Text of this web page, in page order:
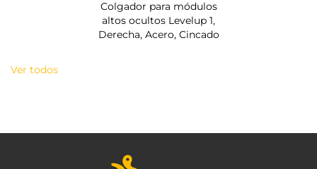
Colgador para módulos
altos ocultos Levelup 1,
Derecha, Acero, Cincado
Ver todos